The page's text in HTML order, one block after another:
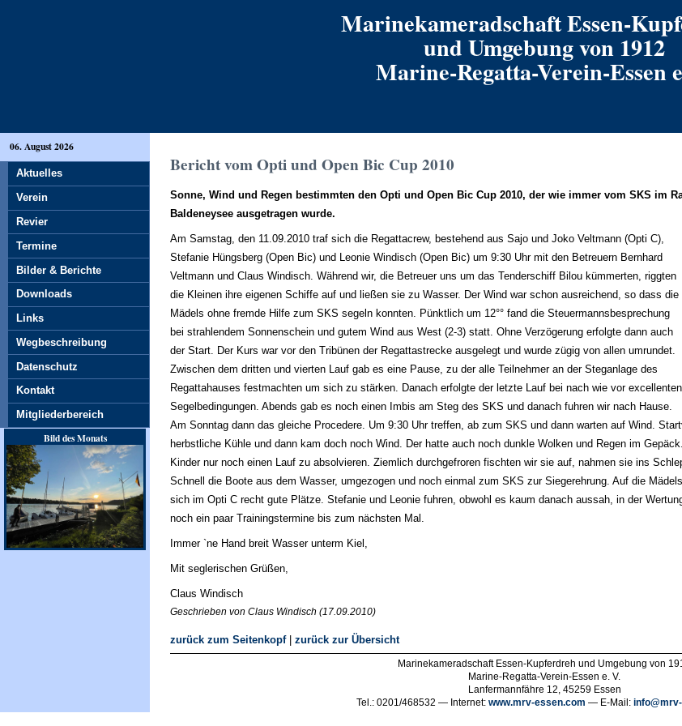
Marinekameradschaft Essen-
und Umgebung von 1912
Marine-Regatta-Verein-Essen
Bericht vom Opti und Open Bic Cup 2010
Sonne, Wind und Regen bestimmten den Opti und Open Bic Cup 2010, der wie immer vom SKS im
Baldeneysee ausgetragen wurde.
Am Samstag, den 11.09.2010 traf sich die Regattacrew, bestehend aus Sajo und Joko Veltmann (Opti C),
Stefanie Hüngsberg (Open Bic) und Leonie Windisch (Open Bic) um 9:30 Uhr mit den Betreuern Bernhard
Veltmann und Claus Windisch. Während wir, die Betreuer uns um das Tenderschiff Bilou kümmerten, riggten
die Kleinen ihre eigenen Schiffe auf und ließen sie zu Wasser. Der Wind war schon ausreichend, so dass die
Mädels ohne fremde Hilfe zum SKS segeln konnten. Pünktlich um 12°° fand die Steuermannsbesprechung
bei strahlendem Sonnenschein und gutem Wind aus West (2-3) statt. Ohne Verzögerung erfolgte dann auch
der Start. Der Kurs war vor den Tribünen der Regattastrecke ausgelegt und wurde zügig von allen umrundet.
Zwischen dem dritten und vierten Lauf gab es eine Pause, zu der alle Teilnehmer an der Steganlage des
Regattahauses festmachten um sich zu stärken. Danach erfolgte der letzte Lauf bei nach wie vor excellenten
Segelbedingungen. Abends gab es noch einen Imbis am Steg des SKS und danach fuhren wir nach Hause.
Am Sonntag dann das gleiche Procedere. Um 9:30 Uhr treffen, ab zum SKS und dann warten auf Wind.
herbstliche Kühle und dann kam doch noch Wind. Der hatte auch noch dunkle Wolken und Regen im
Kinder nur noch einen Lauf zu absolvieren. Ziemlich durchgefroren fischten wir sie auf, nahmen sie ins
Schnell die Boote aus dem Wasser, umgezogen und noch einmal zum SKS zur Siegerehrung. Auf die
sich im Opti C recht gute Plätze. Stefanie und Leonie fuhren, obwohl es kaum danach aussah, in der
noch ein paar Trainingstermine bis zum nächsten Mal.
Immer `ne Hand breit Wasser unterm Kiel,
Mit seglerischen Grüßen,
Claus Windisch
Geschrieben von Claus Windisch (17.09.2010)
zurück zum Seitenkopf| zurück zur Übersicht
Marinekameradschaft Essen-Kupferdreh und Umgebung von
Marine-Regatta-Verein-Essen e. V.
Lanfermannfähre 12, 45259 Essen
Tel.: 0201/468532 — Internet: www.mrv-essen.com — E-Mail:
06. August 2026
Aktuelles
Verein
Revier
Termine
Bilder & Berichte
Downloads
Links
Wegbeschreibung
Datenschutz
Kontakt
Mitgliederbereich
Bild des Monats